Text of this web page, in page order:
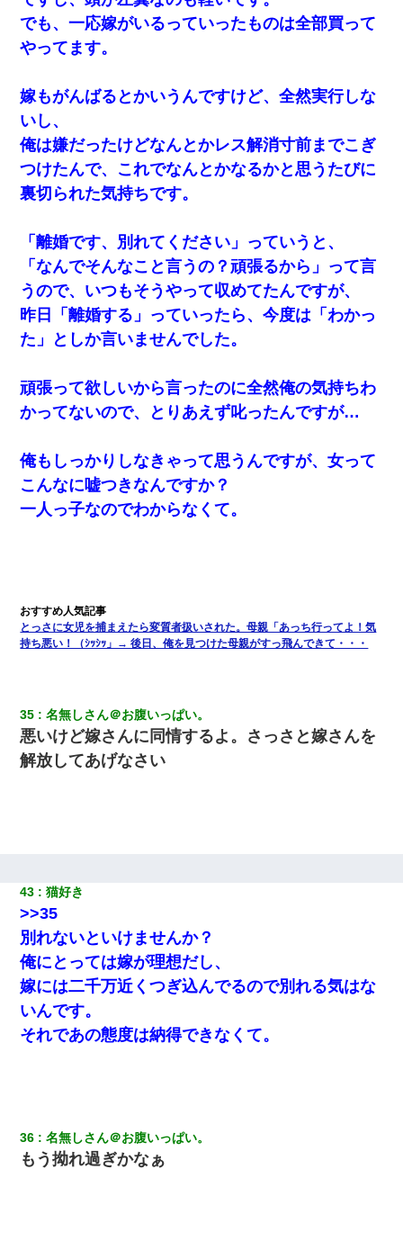
でも、一応嫁がいるっていったものは全部買って
やってます。
嫁もがんばるとかいうんですけど、全然実行しな
いし、
俺は嫌だったけどなんとかレス解消寸前までこぎ
つけたんで、これでなんとかなるかと思うたびに
裏切られた気持ちです。
「離婚です、別れてください」っていうと、
「なんでそんなこと言うの？頑張るから」って言
うので、いつもそうやって収めてたんですが、
昨日「離婚する」っていったら、今度は「わかっ
た」としか言いませんでした。
頑張って欲しいから言ったのに全然俺の気持ちわ
かってないので、とりあえず叱ったんですが…
俺もしっかりしなきゃって思うんですが、女って
こんなに嘘つきなんですか？
一人っ子なのでわからなくて。
とっさに女児を捕まえたら変質者扱いされた。母親「あっち行ってよ！気
持ち悪い！（ｼｯｼｯ」→ 後日、俺を見つけた母親がすっ飛んできて・・・
35 名無しさん＠お腹いっぱい。
悪いけど嫁さんに同情するよ。さっさと嫁さんを
解放してあげなさい
43 猫好き
>>35
別れないといけませんか？
俺にとっては嫁が理想だし、
嫁には二千万近くつぎ込んでるので別れる気はな
いんです。
それであの態度は納得できなくて。
36 名無しさん＠お腹いっぱい。
もう拗れ過ぎかなぁ